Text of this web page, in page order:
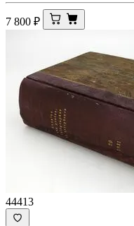
7 800 ₽
44413